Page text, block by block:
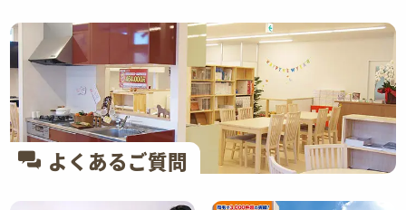
よくあるご質問